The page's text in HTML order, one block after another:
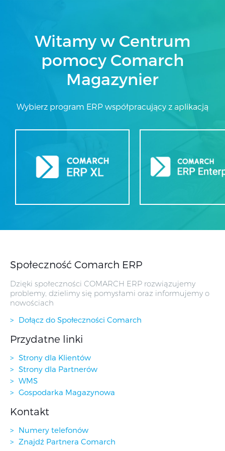
Witamy w Centrum
pomocy Comarch
Magazynier
Wybierz program ERP współpracujący z aplikacją
Społeczność Comarch ERP
Dzięki społeczności COMARCH ERP rozwiązujemy
problemy, dzielimy się pomysłami oraz informujemy o
nowościach
Dołącz do Społeczności Comarch
Przydatne linki
Strony dla Klientów
Strony dla Partnerów
WMS
Gospodarka Magazynowa
Kontakt
Numery telefonów
Znajdź Partnera Comarch